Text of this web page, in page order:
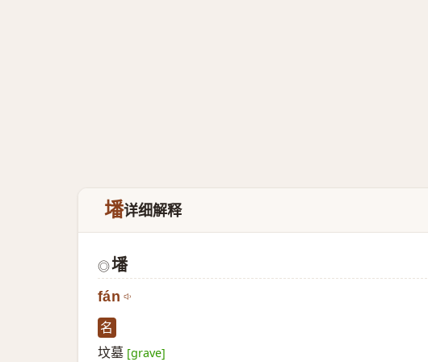
墦详细解释
◎墦
fán
名
坟墓 [grave]